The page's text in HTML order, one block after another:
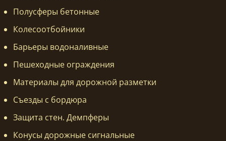
Полусферы бетонные
Колесоотбойники
Барьеры водоналивные
Пешеходные ограждения
Материалы для дорожной разметки
Съезды с бордюра
Защита стен. Демпферы
Конусы дорожные сигнальные